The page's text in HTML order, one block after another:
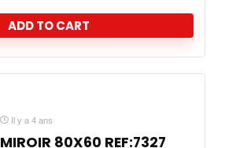
ADD TO CART
Il y a 4 ans
MIROIR 80X60 REF:7327